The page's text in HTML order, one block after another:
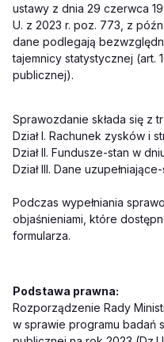
ustawy z dnia 29 czerwca
U. z 2023 r. poz. 773, z
dane podlegają
tajemnicy statystycznej (art.
publicznej).
Sprawozdanie składa się z
Dział I. Rachunek zysków i
Dział II. Fundusze-stan w
Dział III. Dane
Podczas wypełniania
objaśnieniami, które
formularza.
Podstawa prawna:
Rozporządzenie Rady
w sprawie programu badań